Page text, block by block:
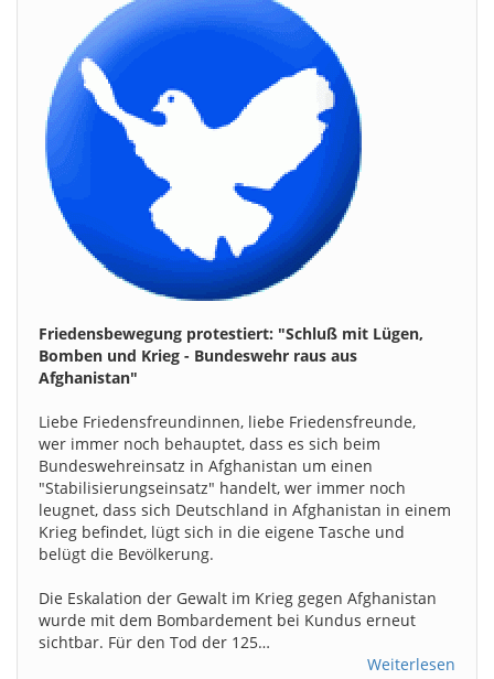
Friedensbewegung protestiert: "Schluß mit Lügen,
Bomben und Krieg - Bundeswehr raus aus
Afghanistan"
Liebe Friedensfreundinnen, liebe Friedensfreunde,
wer immer noch behauptet, dass es sich beim
Bundeswehreinsatz in Afghanistan um einen
"Stabilisierungseinsatz" handelt, wer immer noch
leugnet, dass sich Deutschland in Afghanistan in einem
Krieg befindet, lügt sich in die eigene Tasche und
belügt die Bevölkerung.
Die Eskalation der Gewalt im Krieg gegen Afghanistan
wurde mit dem Bombardement bei Kundus erneut
sichtbar. Für den Tod der 125…
Weiterlesen